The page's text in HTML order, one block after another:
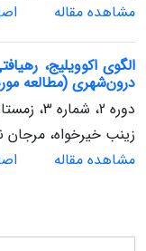
مشاهده مقاله
الگوی اکوویلیج،
درون‌شهری (مطالعه
دوره 2، شماره 3، زمستان 1400، صفحه
زینب خیرخواه، مرجان
مشاهده مقاله